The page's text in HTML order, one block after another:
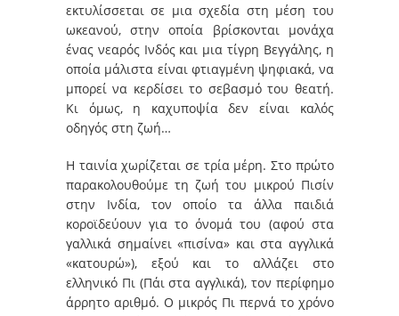
εκτυλίσσεται σε μια σχεδία στη μέση του
ωκεανού, στην οποία βρίσκονται μονάχα
ένας νεαρός Ινδός και μια τίγρη Βεγγάλης, η
οποία μάλιστα είναι φτιαγμένη ψηφιακά, να
μπορεί να κερδίσει το σεβασμό του θεατή.
Κι όμως, η καχυποψία δεν είναι καλός
οδηγός στη ζωή…
Η ταινία χωρίζεται σε τρία μέρη. Στο πρώτο
παρακολουθούμε τη ζωή του μικρού Πισίν
στην Ινδία, τον οποίο τα άλλα παιδιά
κοροϊδεύουν για το όνομά του (αφού στα
γαλλικά σημαίνει «πισίνα» και στα αγγλικά
«κατουρώ»), εξού και το αλλάζει στο
ελληνικό Πι (Πάι στα αγγλικά), τον περίφημο
άρρητο αριθμό. Ο μικρός Πι περνά το χρόνο